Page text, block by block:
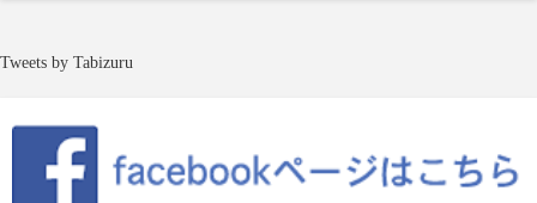
Tweets by Tabizuru